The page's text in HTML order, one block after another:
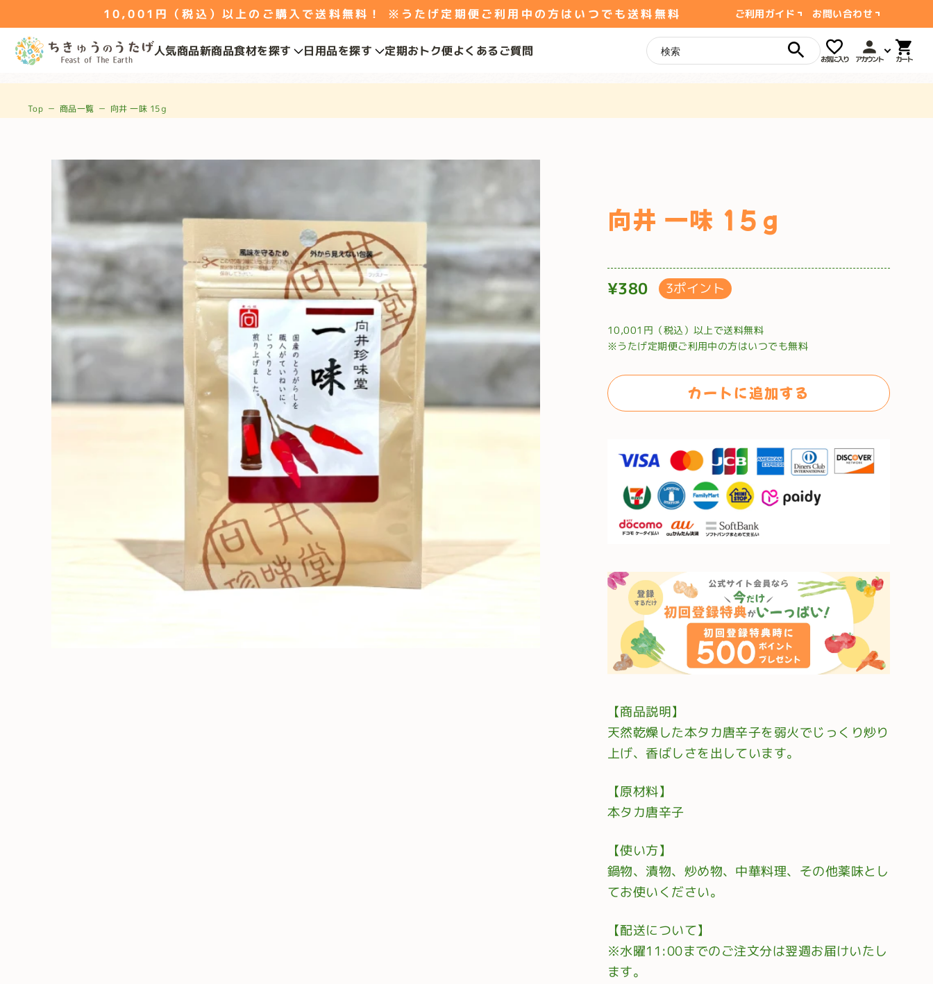
10,001円（税込）以上のご購入で送料無料！ ※うたげ定期便ご利用中の方はいつでも送料無料 ご利用ガイド お問い合わせ
人気商品新商品食材を探す 日用品を探す 定期おトク便よくあるご質問
アカウント
お気に入り
Top － 商品一覧 － 向井 一味 15ｇ
向井 一味 15ｇ
通
価
¥380 3ポイント
10,001円（税込）以上で送料無料
※うたげ定期便ご利用中の方はいつでも無料
カートに追加する
【商品説明】
天然乾燥した本タカ唐辛子を弱火でじっくり炒り
上げ、香ばしさを出しています。
【原材料】
本タカ唐辛子
【使い方】
鍋物、漬物、炒め物、中華料理、その他薬味とし
てお使いください。
【配送について】
※水曜11:00までのご注文分は翌週お届けいたし
ます。